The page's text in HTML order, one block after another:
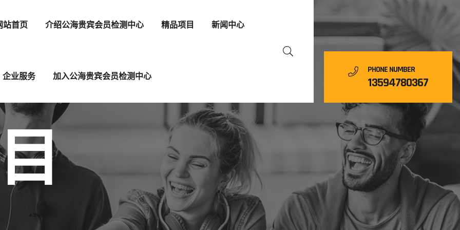
站首页 介绍公海贵宾会员检测中心 精品项目 新闻中心
企业服务 加入公海贵宾会员检测中心
PHONE NUMBER
13594780367